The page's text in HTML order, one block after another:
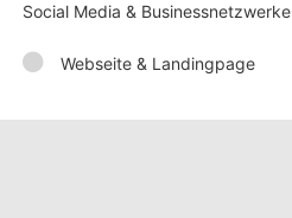
Social Media & Businessnetzwerke
Webseite & Landingpage